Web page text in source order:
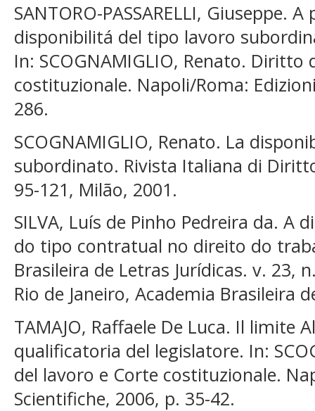
SANTORO-PASSARELLI, Giuseppe.
disponibilitá del tipo lavoro
In: SCOGNAMIGLIO, Renato. Diritto
costituzionale. Napoli/Roma:
286.
SCOGNAMIGLIO, Renato. La
subordinato. Rivista Italiana di
95-121, Milão, 2001.
SILVA, Luís de Pinho Pedreira da. A
do tipo contratual no direito do
Brasileira de Letras Jurídicas. v. 23,
Rio de Janeiro, Academia Brasileira
TAMAJO, Raffaele De Luca. Il limite
qualificatoria del legislatore. In:
del lavoro e Corte costituzionale.
Scientifiche, 2006, p. 35-42.